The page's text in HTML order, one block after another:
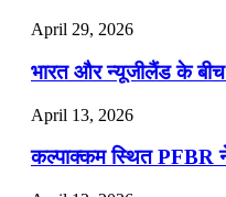
April 29, 2026
भारत और न्यूजीलैंड के बीच
April 13, 2026
कल्पाक्कम स्थित PFBR ने